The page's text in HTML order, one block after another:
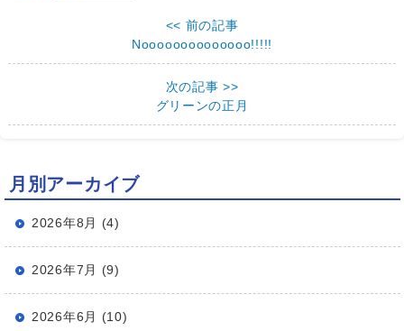
<< 前の記事
Noooooooooooooo!!!!!
次の記事 >>
グリーンの正月
月別アーカイブ
2026年8月 (4)
2026年7月 (9)
2026年6月 (10)